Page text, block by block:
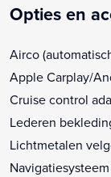
Opties en
Airco
Apple Carplay/
Cruise control
Lederen
Lichtmetalen